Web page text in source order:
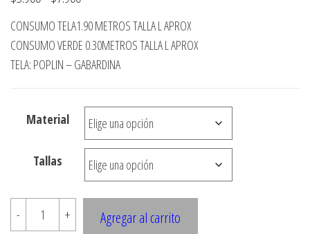
de
precios:
desde
hasta
$7.900
CONSUMO TELA1.90 METROS TALLA L APROX
CONSUMO VERDE 0.30METROS TALLA L APROX
TELA: POPLIN – GABARDINA
Material
Tallas
-
4162
+ Agregar al carrito